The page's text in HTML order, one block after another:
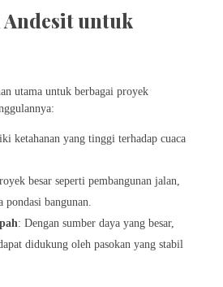
untuk
utama untuk berbagai proyek
ketahanan yang tinggi terhadap cuaca
besar seperti pembangunan jalan,
bangunan.
: Dengan sumber daya yang besar,
didukung oleh pasokan yang stabil